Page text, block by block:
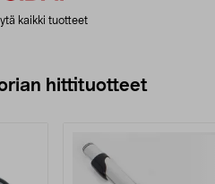
kaikki tuotteet
hittituotteet